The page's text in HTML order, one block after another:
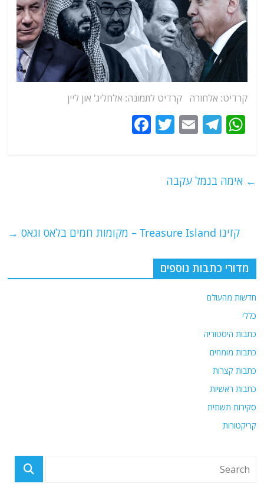
קרדיט: אלחורה קרדיט לתמונה: אלחליג' און ליין
W
s
p
T
g
E
l
T
o
← אימה בנמל עקבה
קזינו Treasure Island – מקומות חמים בלאס וגאס →
מדורי כתבות נוספים
חדשות מהעולם
כללי
כתבות היסטוריה
כתבות מומחים
כתבות קצרות
כתבות ראשיות
סקירות תשתית
קריקטורות